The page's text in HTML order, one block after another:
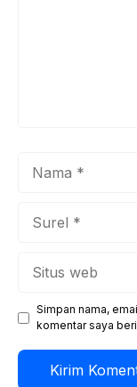
Simpan nama,
komentar saya